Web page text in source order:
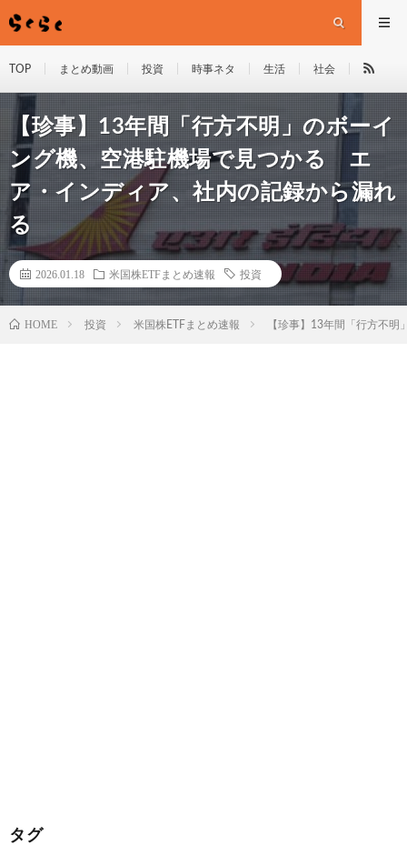
TOP まとめ動画 投資 時事ネタ 生活 社会
【珍事】13年間「行方不明」のボーイ
ング機、空港駐機場で見つかる エ
ア・インディア、社内の記録から漏れ
る
2026.01.18 米国株ETFまとめ速報 投資
HOME 投資 米国株ETFまとめ速報 【珍事】13年間「行方不
タグ